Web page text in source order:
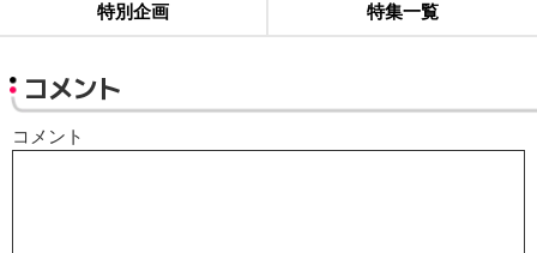
特別企画 特集一覧
コメント
コメント